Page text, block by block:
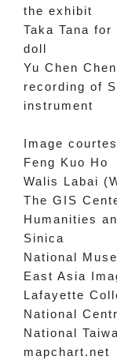
the exhibit
Taka Tana
doll
Yu Chen
recording of
instrument
Image
Feng Kuo Ho
Walis Labai
The GIS
Humanities
Sinica
National
East Asia
Lafayette
National
National
mapchart.net